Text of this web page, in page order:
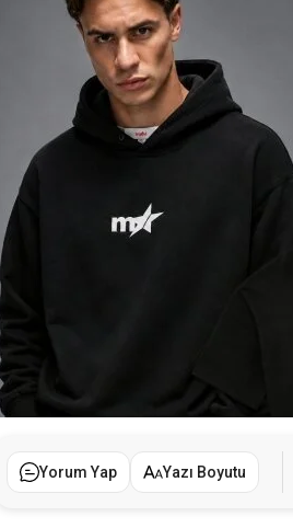
Yorum Yap Yazı Boyutu